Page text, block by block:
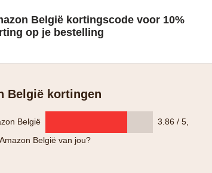
België kortingscode voor 10%
op je bestelling
België kortingen
België 3.86 / 5,
België van jou?